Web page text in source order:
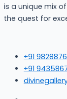
is a unique mix
the quest for
+91
+91